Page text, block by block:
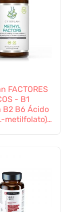
FACTORES
- B1
B2 B6 Ácido
metilfolato)